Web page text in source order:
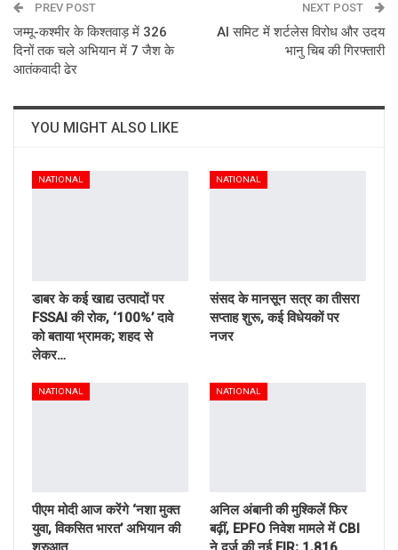
Email
PREV POST
जम्मू-कश्मीर के किश्तवाड़ में 326
दिनों तक चले अभियान में 7 जैश के
आतंकवादी ढेर
NEXT POST
AI समिट में शर्टलेस विरोध और उदय
भानु चिब की गिरफ्तारी
YOU MIGHT ALSO LIKE
NATIONAL
डाबर के कई खाद्य उत्पादों पर
FSSAI की रोक, ‘100%’ दावे
को बताया भ्रामक; शहद से
लेकर…
NATIONAL
संसद के मानसून सत्र का तीसरा
सप्ताह शुरू, कई विधेयकों पर
नजर
NATIONAL
पीएम मोदी आज करेंगे ‘नशा मुक्त
युवा, विकसित भारत’ अभियान की
NATIONAL
अनिल अंबानी की मुश्किलें फिर
बढ़ीं, EPFO निवेश मामले में CBI